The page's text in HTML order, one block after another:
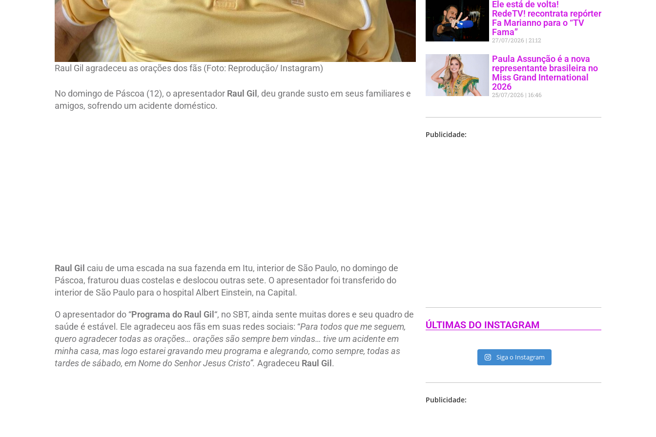
Raul Gil agradeceu as orações dos fãs (Foto: Reprodução/ Instagram)
No domingo de Páscoa (12), o apresentador Raul Gil , deu grande susto em seus familiares e
amigos, sofrendo um acidente doméstico.
Raul Gil caiu de uma escada na sua fazenda em Itu, interior de São Paulo, no domingo de
Páscoa, fraturou duas costelas e deslocou outras sete. O apresentador foi transferido do
interior de São Paulo para o hospital Albert Einstein, na Capital.
O apresentador do “Programa do Raul Gil “, no SBT, ainda sente muitas dores e seu quadro de
saúde é estável. Ele agradeceu aos fãs em suas redes sociais: “Para todos que me seguem,
quero agradecer todas as orações… orações são sempre bem vindas… tive um acidente em
minha casa, mas logo estarei gravando meu programa e alegrando, como sempre, todas as
tardes de sábado, em Nome do Senhor Jesus Cristo”. Agradeceu Raul Gil .
Ele está de volta!
RedeTV! recontrata repórter
Fa Marianno para o “TV
Fama”
27/07/2026 21:12
Paula Assunção é a nova
representante brasileira no
Miss Grand International
2026
25/07/2026 16:46
Publicidade:
ÚLTIMAS DO INSTAGRAM
Siga o Instagram
Publicidade: